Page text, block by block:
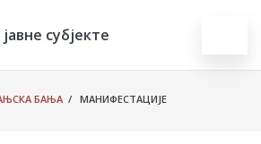
БАЊА / МАНИФЕСТАЦИЈЕ